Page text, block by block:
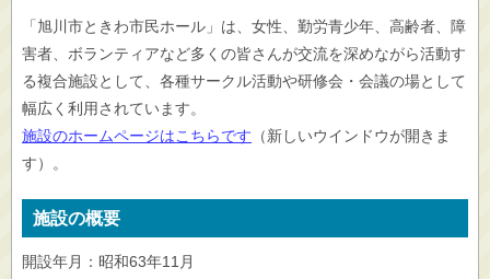
「旭川市ときわ市民ホール」は、女性、勤労青少年、高齢者、障
害者、ボランティアなど多くの皆さんが交流を深めながら活動す
る複合施設として、各種サークル活動や研修会・会議の場として
幅広く利用されています。
施設のホームページはこちらです （新しいウインドウが開きま
す）。
施設の概要
開設年月：昭和63年11月